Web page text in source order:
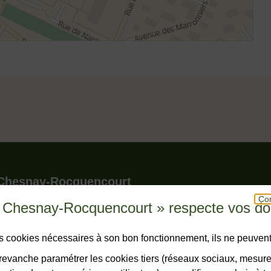
Rocquencourt » respecte vos
cookies nécessaires à son bon fonctionnement, ils ne
paramétrer les cookies tiers (réseaux sociaux,
pied de pageRocquencourt
BP 150 - Le Chesnay
23